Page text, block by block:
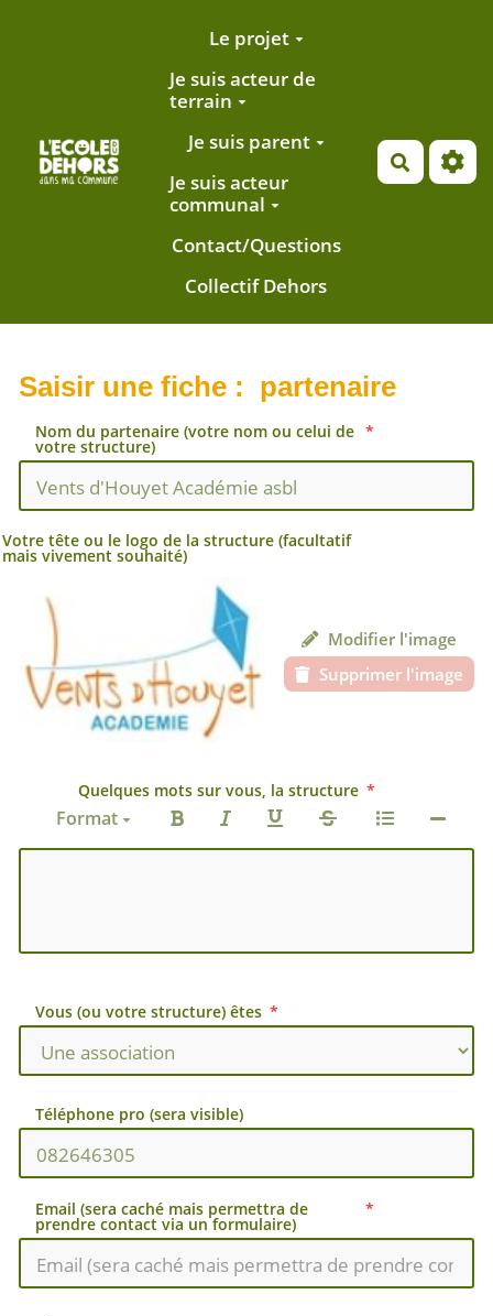
Aller au contenu principalLe projet
Je suis acteur de
terrain
Je suis parent
Je suis acteur
communal
Contact/Questions
Collectif Dehors
Saisir une fiche : partenaire
Nom du partenaire (votre nom ou celui de
votre structure)
Votre tête ou le logo de la structure (facultatif
mais vivement souhaité)
Modifier l'image
Supprimer l'image
Quelques mots sur vous, la structure
Format
Vous (ou votre structure) êtes
Téléphone pro (sera visible)
Email (sera caché mais permettra de
prendre contact via un formulaire)